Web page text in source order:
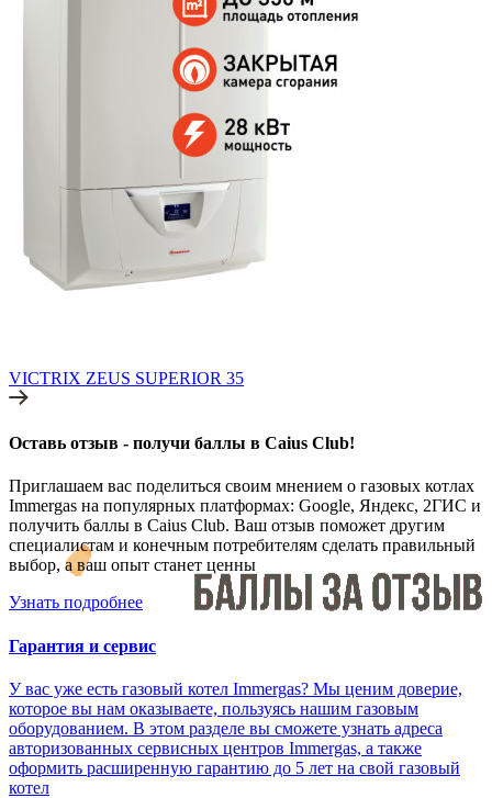
VICTRIX ZEUS SUPERIOR 35
Оставь отзыв - получи баллы в Caius Club!
Приглашаем вас поделиться своим мнением о газовых котлах
Immergas на популярных платформах: Google, Яндекс, 2ГИС и
получить баллы в Caius Club. Ваш отзыв поможет другим
специалистам и конечным потребителям сделать правильный
выбор, а ваш опыт станет ценны
Узнать подробнее
Гарантия и сервис
У вас уже есть газовый котел Immergas? Мы ценим доверие,
которое вы нам оказываете, пользуясь нашим газовым
оборудованием. В этом разделе вы сможете узнать адреса
авторизованных сервисных центров Immergas, а также
оформить расширенную гарантию до 5 лет на свой газовый
котел